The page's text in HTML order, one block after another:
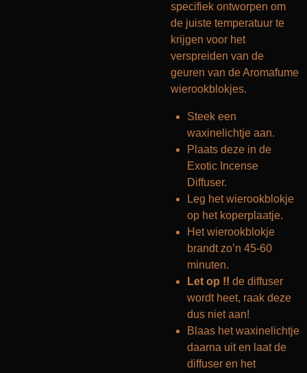
specifiek ontworpen om
de juiste temperatuur te
krijgen voor het
verspreiden van de
geuren van de Aromafume
wierookblokjes.
Steek een
waxinelichtje aan.
Plaats deze in de
Exotic Incense
Diffuser.
Leg het wierookblokje
op het koperplaatje.
Het wierookblokje
brandt zo’n 45-60
minuten.
Let op !! de diffuser
wordt heet, raak deze
dus niet aan!
Blaas het waxinelichtje
daarna uit en laat de
diffuser en het